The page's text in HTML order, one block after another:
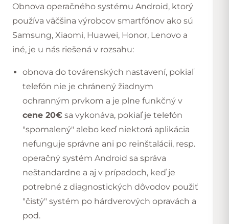
Obnova operačného systému Android, ktorý
používa väčšina výrobcov smartfónov ako sú
Samsung, Xiaomi, Huawei, Honor, Lenovo a
iné, je u nás riešená v rozsahu:
obnova do továrenských nastavení, pokiaľ
telefón nie je chránený žiadnym
ochranným prvkom a je plne funkčný v
cene 20€ sa vykonáva, pokiaľ je telefón
"spomalený" alebo keď niektorá aplikácia
nefunguje správne ani po reinštalácii, resp.
operačný systém Android sa správa
neštandardne a aj v prípadoch, keď je
potrebné z diagnostických dôvodov použiť
"čistý" systém po hárdverových opravách a
pod.